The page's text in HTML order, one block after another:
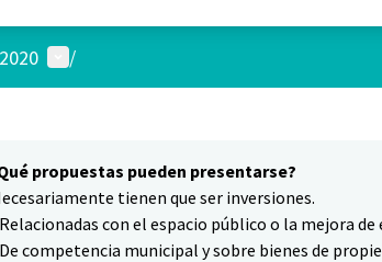
Menú de usuario
/
10
propuestas pueden presentarse?
tienen que ser inversiones.
con el espacio público o la mejora
competencia municipal y sobre bienes de